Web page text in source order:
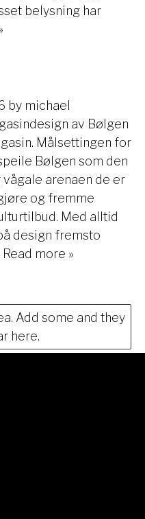
belysning har
by michael
av Bølgen
Målsettingen for
Bølgen som den
arenaen de er
og fremme
Med alltid
design fremsto
Read more »
Add some and they
here.